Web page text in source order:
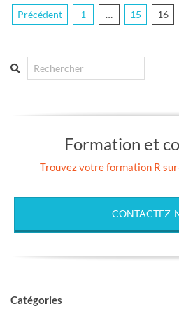
Pagination
publications
Précédent 1 … 15 16
Search
Formation et
Trouvez votre formation R
-- CONTACTEZ-
Catégories